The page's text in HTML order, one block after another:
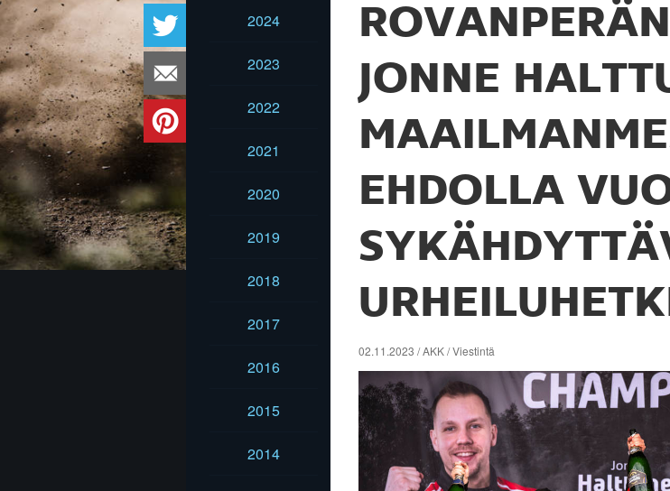
2024
2023
2022
2021
2020
2019
2018
2017
2016
2015
2014
JONNE
EHDOLLA
02.11.2023 / AKK / Viestintä